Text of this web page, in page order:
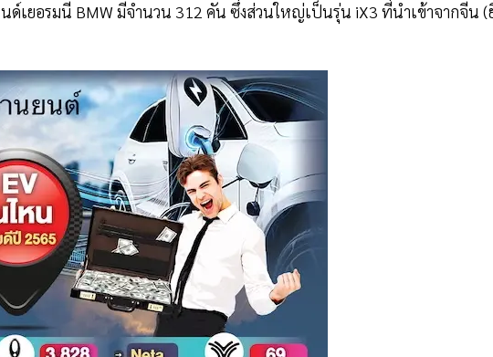
เยอรมนี BMW มีจำนวน 312 คัน ซึ่งส่วนใหญ่เป็นรุ่น iX3 ที่นำเข้าจากจีน (